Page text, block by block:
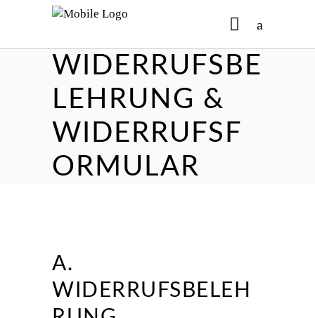
WIDERRUFSBE
LEHRUNG &
WIDERRUFSF
ORMULAR
A.
WIDERRUFSBELEH